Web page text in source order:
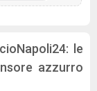
le
azzurro